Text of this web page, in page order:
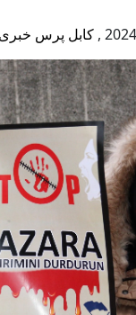
, کابل پرس خبری